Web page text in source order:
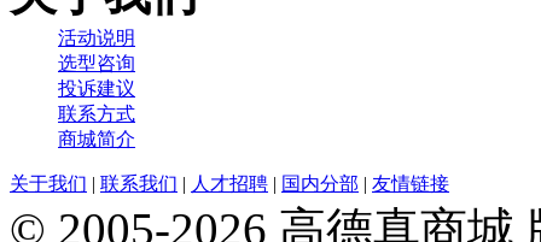
活动说明
选型咨询
投诉建议
联系方式
商城简介
关于我们 | 联系我们 | 人才招聘 | 国内分部 | 友情链接
© 2005-2026 高德真商